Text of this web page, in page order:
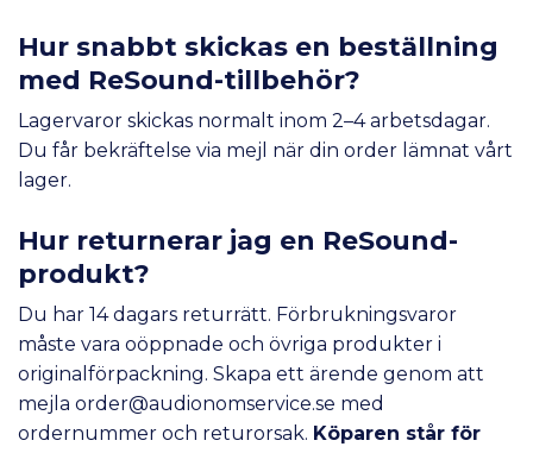
Hur snabbt skickas en beställning
med ReSound-tillbehör?
Lagervaror skickas normalt inom 2–4 arbetsdagar.
Du får bekräftelse via mejl när din order lämnat vårt
lager.
Hur returnerar jag en ReSound-
produkt?
Du har 14 dagars returrätt. Förbrukningsvaror
måste vara oöppnade och övriga produkter i
originalförpackning. Skapa ett ärende genom att
mejla order@audionomservice.se med
ordernummer och returorsak. Köparen står för